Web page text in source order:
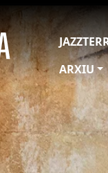
ARXIU